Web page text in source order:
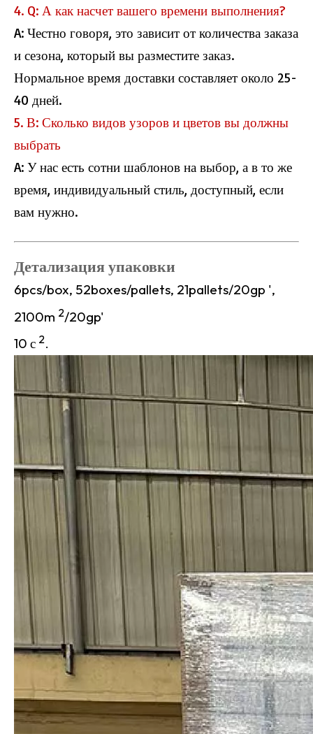
4. Q: А как насчет вашего времени выполнения?
A: Честно говоря, это зависит от количества заказа
и сезона, который вы разместите заказ.
Нормальное время доставки составляет около 25-
40 дней.
5. В: Сколько видов узоров и цветов вы должны
выбрать
A: У нас есть сотни шаблонов на выбор, а в то же
время, индивидуальный стиль, доступный, если
вам нужно.
Детализация упаковки
6pcs/box, 52boxes/pallets, 21pallets/20gp ',
2100m 2/20gp'
10 с 2.